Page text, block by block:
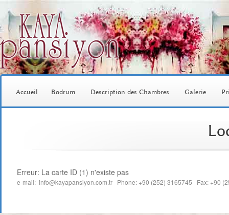
Accueil Bodrum Description des Chambres Galerie
Erreur: La carte ID (1) n'existe pas
e-mail: info@kayapansiyon.com.tr Phone: +90 (252) 3165745 Fax: +90